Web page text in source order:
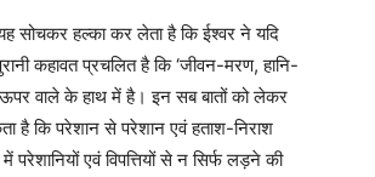
सोचकर हल्का कर लेता है कि ईश्वर ने यदि
कहावत प्रचलित है कि ‘जीवन-मरण, हानि-
वाले के हाथ में है। इन सब बातों को लेकर
है कि परेशान से परेशान एवं हताश-निराश
परेशानियों एवं विपत्तियों से न सिर्फ लड़ने की